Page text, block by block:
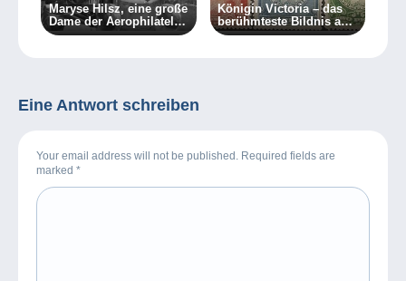
Maryse Hilsz, eine große
Dame der Aerophilatelie
(Ende)
Königin Victoria – das
berühmteste Bildnis auf
Briefmarken!
Eine Antwort schreiben
Your email address will not be published. Required fields are
marked *